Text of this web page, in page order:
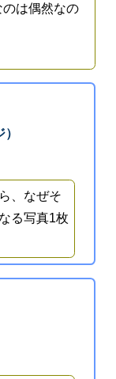
は偶然なの
、なぜそ
る写真1枚